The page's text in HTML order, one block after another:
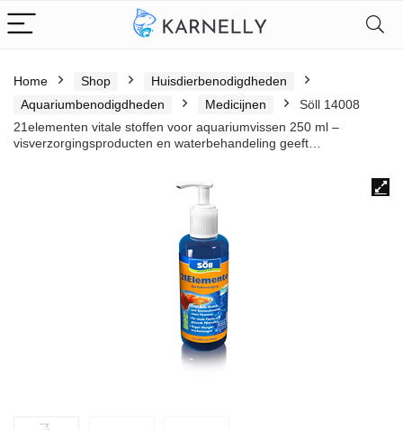
Home Shop
Huisdierbenodigdheden
Aquariumbenodigdheden
Medicijnen
Söll 14008
21elementen vitale stoffen voor aquariumvissen 250 ml –
visverzorgingsproducten en waterbehandeling geeft…